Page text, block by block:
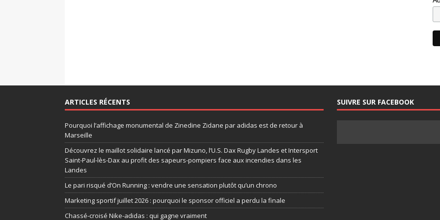
ARTICLES RÉCENTS
Pourquoi l’affichage monumental de Zinedine Zidane par adidas est de retour à
Marseille
Découvrez le maillot solidaire lancé par Mizuno, l’U.S. Dax Rugby Landes et Intersport
Saint-Paul-lès-Dax au profit des sapeurs-pompiers face aux incendies dans les
Landes
Le pari risqué d’On Running : vendre une sensation plutôt qu’un chrono
Marketing sportif juillet 2026 : pourquoi le sponsor officiel a perdu la finale
Chassé-croisé Nike-adidas : qui gagne vraiment
SUIVRE SUR FACEBOOK